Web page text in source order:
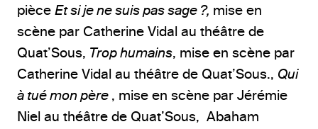
pièce Et si je ne suis pas sage ?, mise en
scène par Catherine Vidal au théâtre de
Quat’Sous, Trop humains, mise en scène par
Catherine Vidal au théâtre de Quat’Sous., Qui
à tué mon père , mise en scène par Jérémie
Niel au théâtre de Quat’Sous, Abaham